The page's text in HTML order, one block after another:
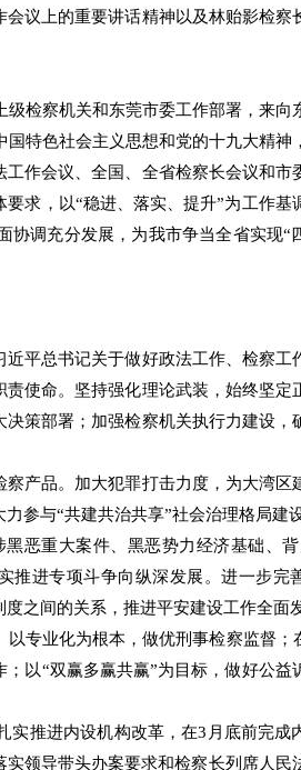
议上的重要讲话精神以及林贻影检察
检察机关和东莞市委工作部署，来向
特色社会主义思想和党的十九大精神
作会议、全国、全省检察长会议和市
求，以“稳进、落实、提升”为工作基
协调充分发展，为我市争当全省实现“
平总书记关于做好政法工作、检察工
使命。坚持强化理论武装，始终坚定
策部署；加强检察机关执行力建设，
产品。加大犯罪打击力度，为大湾区
参与“共建共治共享”社会治理格局建
恶重大案件、黑恶势力经济基础、
推进专项斗争向纵深发展。进一步完
之间的关系，推进平安建设工作全面
专业化为根本，做优刑事检察监督；
以“双赢多赢共赢”为目标，做好公益
实推进内设机构改革，在3月底前完成
领导带头办案要求和检察长列席人民